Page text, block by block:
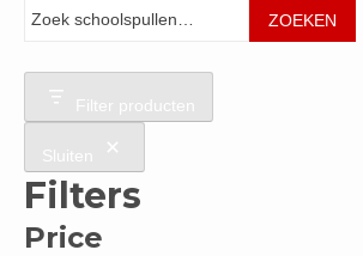
ZOEKEN
Filter producten
Sluiten
Filters
Price